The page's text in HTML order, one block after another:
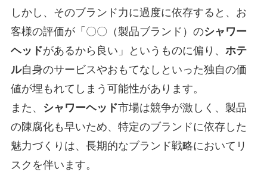
しかし、そのブランド力に過度に依存すると、お
客様の評価が「〇〇（製品ブランド）のシャワー
ヘッドがあるから良い」というものに偏り、 ホテ
ル自身のサービスやおもてなしといった独自の価
値が埋もれてしまう可能性があります。
また、
シャワーヘッド市場は競争が激しく、製品
の陳腐化も早いため、特定のブランドに依存した
魅力づくりは、長期的なブランド戦略においてリ
スクを伴います。